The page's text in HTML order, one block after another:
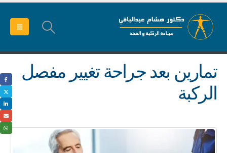
تمارين بعد جراحة تغيير مفصل
الركبة